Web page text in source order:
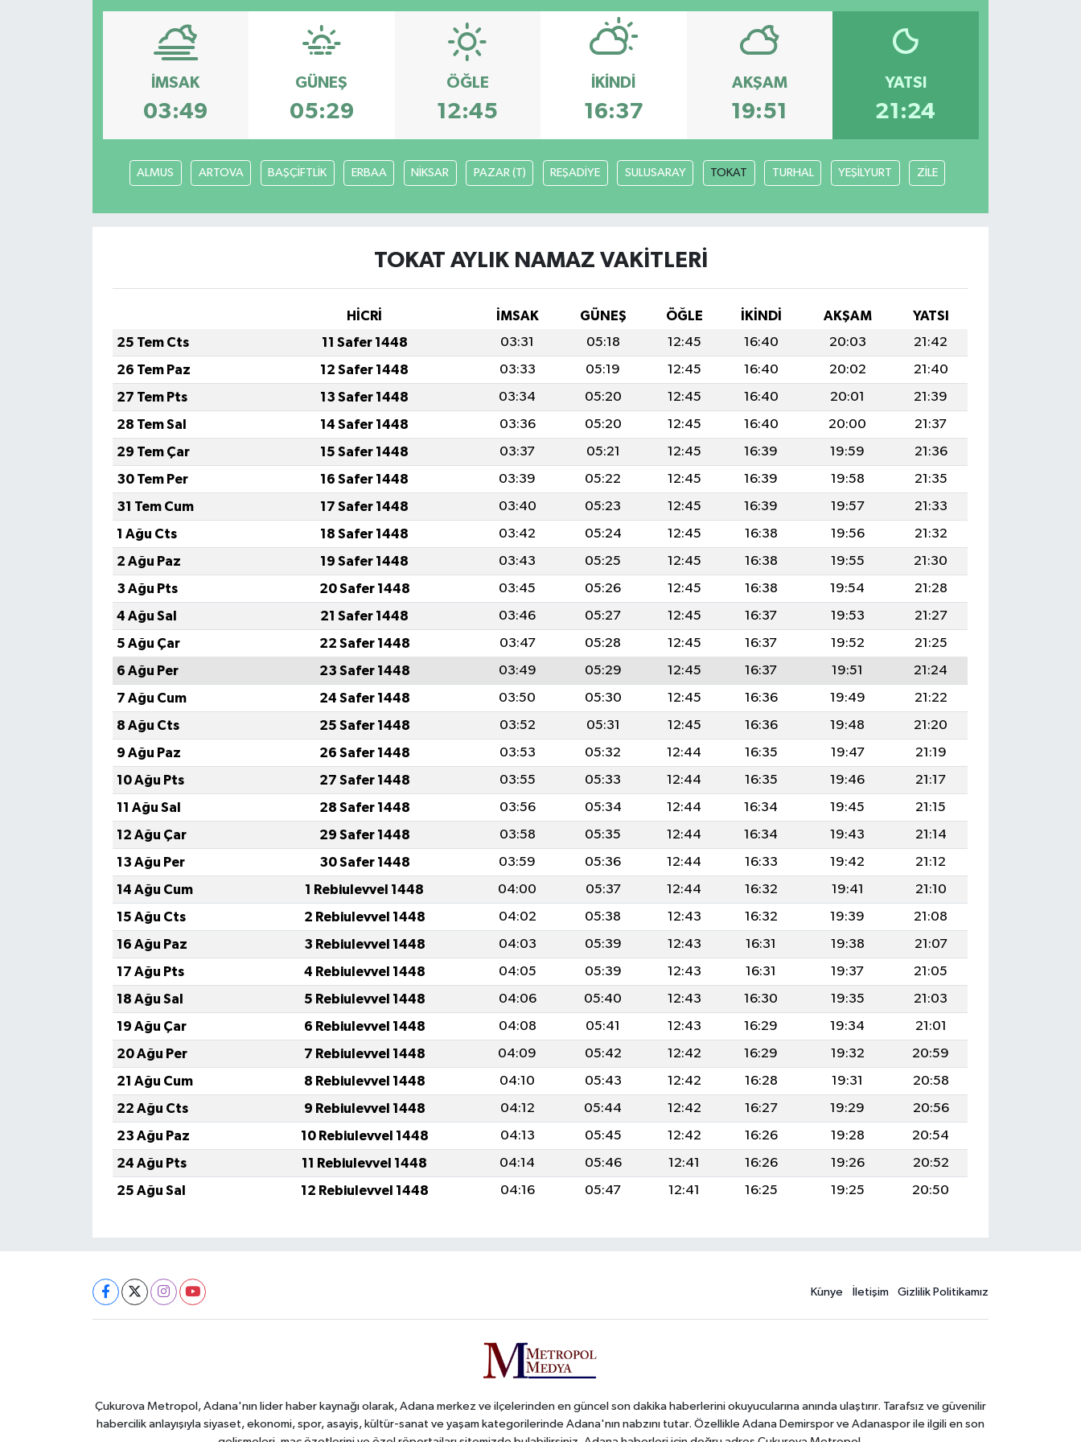
İMSAK
03:49
GÜNEŞ
05:29
ÖĞLE
12:45
İKINDI
16:37
AKŞAM
19:51
YATSI
21:24
ALMUS ARTOVA BAŞÇİFTLİK ERBAA NİKSAR PAZAR (T) REŞADİYE SULUSARAY TOKAT TURHAL YEŞİLYURT ZİLE
TOKAT AYLIK NAMAZ VAKITLERI
HİCRİ İMSAK GÜNEŞ ÖĞLE İKINDI AKŞAM
YATSI
25 Tem Cts
11 Safer 1448 03:31 05:18 12:45 16:40 20:03
21:42
26 Tem Paz
12 Safer 1448 03:33 05:19 12:45 16:40 20:02
21:40
27 Tem Pts
13 Safer 1448 03:34 05:20 12:45 16:40 20:01
21:39
28 Tem Sal
14 Safer 1448 03:36 05:20 12:45 16:40 20:00
21:37
29 Tem Çar
15 Safer 1448 03:37 05:21 12:45 16:39 19:59
21:36
30 Tem Per
16 Safer 1448 03:39 05:22 12:45 16:39 19:58
21:35
31 Tem Cum
17 Safer 1448 03:40 05:23 12:45 16:39 19:57
21:33
1 Ağu Cts
18 Safer 1448 03:42 05:24 12:45 16:38 19:56
21:32
2 Ağu Paz
19 Safer 1448 03:43 05:25 12:45 16:38 19:55
21:30
3 Ağu Pts
20 Safer 1448 03:45 05:26 12:45 16:38 19:54
21:28
4 Ağu Sal
21 Safer 1448 03:46 05:27 12:45 16:37 19:53
21:27
5 Ağu Çar
22 Safer 1448 03:47 05:28 12:45 16:37 19:52
21:25
6 Ağu Per
23 Safer 1448 03:49 05:29 12:45 16:37 19:51
21:24
7 Ağu Cum
24 Safer 1448 03:50 05:30 12:45 16:36 19:49
21:22
8 Ağu Cts
25 Safer 1448 03:52 05:31 12:45 16:36 19:48
21:20
9 Ağu Paz
26 Safer 1448 03:53 05:32 12:44 16:35 19:47
21:19
10 Ağu Pts
27 Safer 1448 03:55 05:33 12:44 16:35 19:46
21:17
11 Ağu Sal
28 Safer 1448 03:56 05:34 12:44 16:34 19:45
21:15
12 Ağu Çar
29 Safer 1448 03:58 05:35 12:44 16:34 19:43
21:14
13 Ağu Per
30 Safer 1448 03:59 05:36 12:44 16:33 19:42
21:12
14 Ağu Cum
1 Rebiulevvel 1448 04:00 05:37 12:44 16:32 19:41
21:10
15 Ağu Cts
2 Rebiulevvel 1448 04:02 05:38 12:43 16:32 19:39
21:08
16 Ağu Paz
3 Rebiulevvel 1448 04:03 05:39 12:43 16:31 19:38
21:07
17 Ağu Pts
4 Rebiulevvel 1448 04:05 05:39 12:43 16:31 19:37
21:05
18 Ağu Sal
5 Rebiulevvel 1448 04:06 05:40 12:43 16:30 19:35
21:03
19 Ağu Çar
6 Rebiulevvel 1448 04:08 05:41 12:43 16:29 19:34
21:01
20 Ağu Per
7 Rebiulevvel 1448 04:09 05:42 12:42 16:29 19:32
20:59
21 Ağu Cum
8 Rebiulevvel 1448 04:10 05:43 12:42 16:28 19:31
20:58
22 Ağu Cts
9 Rebiulevvel 1448 04:12 05:44 12:42 16:27 19:29
20:56
23 Ağu Paz
10 Rebiulevvel 1448 04:13 05:45 12:42 16:26 19:28
20:54
24 Ağu Pts
11 Rebiulevvel 1448 04:14 05:46 12:41 16:26 19:26
20:52
25 Ağu Sal
12 Rebiulevvel 1448 04:16 05:47 12:41 16:25 19:25 20:50
Künye İletişim Gizlilik Politikamız
Çukurova Metropol, Adana'nın lider haber kaynağı olarak, Adana merkez ve ilçelerinden en güncel son dakika haberlerini okuyucularına anında ulaştırır. Tarafsız ve güvenilir
habercilik anlayışıyla siyaset, ekonomi, spor, asayiş, kültür-sanat ve yaşam kategorilerinde Adana'nın nabzını tutar. Özellikle Adana Demirspor ve Adanaspor ile ilgili en son